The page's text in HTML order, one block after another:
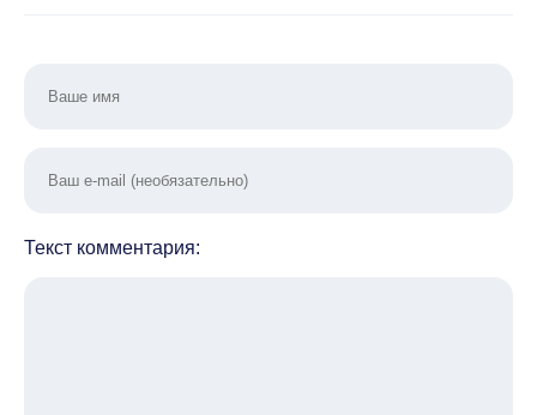
Текст комментария: